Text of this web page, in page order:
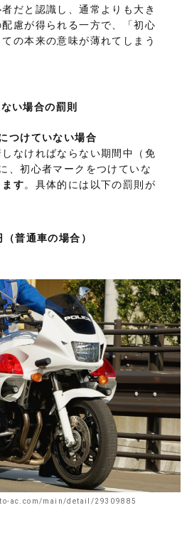
だと認識し、通常よりも大き
慮が得られる一方で、「初心
の本来の意味が薄れてしまう
い場合の罰則
つけていない場合
なければならない期間中（免
、初心者マークをつけていな
す。具体的には以下の罰則が
普通車の場合）
ac.com/main/detail/29309885